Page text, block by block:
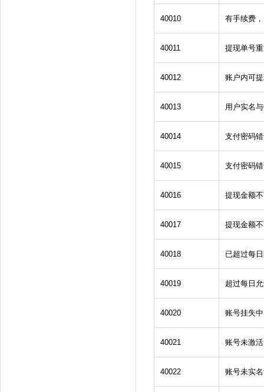
40010 有手续费
40011 提现单号
40012 账户内可
40013 用户实名
40014 支付密码
40015 支付密码
40016 提现金额
40017 提现金额
40018 已超过每
40019 超过每日
40020 账号挂失
40021 账号未激
40022 账号未实